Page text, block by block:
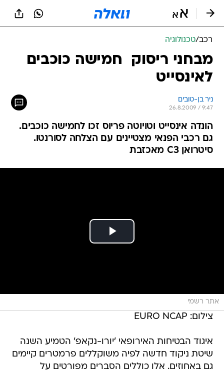
רכב/טכנולוגיה
מבחני ריסוק  חמישה כוכבים
לאינסייט
ניר בן-טובים
26.8.2009 / 9:47
הונדה אינסייט וטויוטה פריוס זכו לחמישה כוכבים.
גם רכבי הפנאי מצטיינים עם הצלחה לסורנטו.
סיטרואן C3 מאכזבת
אתר רשמי
צילום: EURO NCAP
איגוד הבטיחות האירופאי 'יורו-נקאפ' הטמיע השנה
שיטת ניקוד חדשה לפיה משוקללים פרמטרים קיימים
גם באחוזים. אלו כוללים הסברים מפורטים על